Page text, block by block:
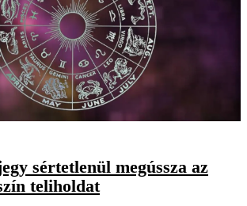
sértetlenül megússza az
teliholdat